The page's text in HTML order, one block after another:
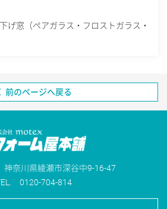
げ窓（ペアガラス・フロストガラス・
前のページへ戻る
神奈川県綾瀬市深谷中9-16-47
0120-704-814